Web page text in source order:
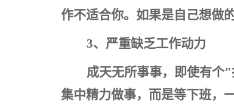
作不适合你。如果是自己想做
3、严重缺乏工作动力
成天无所事事，即使有个
集中精力做事，而是等下班，